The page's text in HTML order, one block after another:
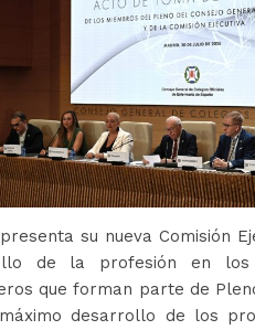
presenta su nueva Comisión
de la profesión en
que forman parte de
desarrollo de los